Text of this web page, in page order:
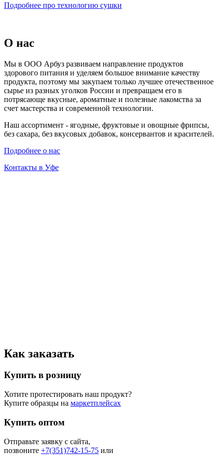
Подробнее про технологию сушки
О нас
Мы в ООО Арбуз развиваем направление продуктов
здорового питания и уделяем большое внимание качеству
продукта, поэтому мы закупаем только лучшее отечественное
сырье из разных уголков России и превращаем его в
потрясающе вкусные, ароматные и полезные лакомства за
счет мастерства и современной технологии.
Наш ассортимент - ягодные, фруктовые и овощные фрипсы,
без сахара, без вкусовых добавок, консервантов и красителей.
Подробнее о нас
Контакты в Уфе
Как заказать
Купить в розницу
Хотите протестировать наш продукт?
Купите образцы на маркетплейсах
Купить оптом
Отправьте заявку с сайта,
позвоните +7(351)742-15-75 или